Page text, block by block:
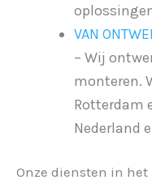
VAN
– Wij
monteren.
Rotterdam
Nederland
Onze diensten in het